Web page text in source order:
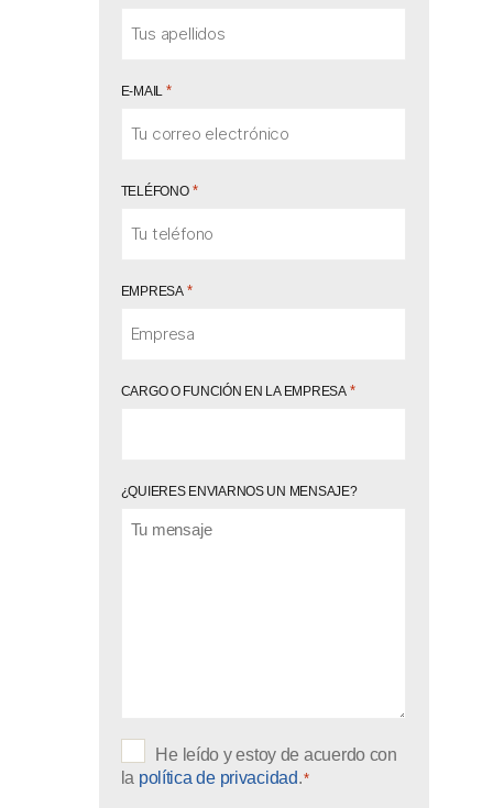
E-MAIL *
TELÉFONO *
EMPRESA *
CARGO O FUNCIÓN EN LA EMPRESA *
¿QUIERES ENVIARNOS UN MENSAJE?
P
I
V
He leído y estoy de acuerdo con
la política de privacidad.*